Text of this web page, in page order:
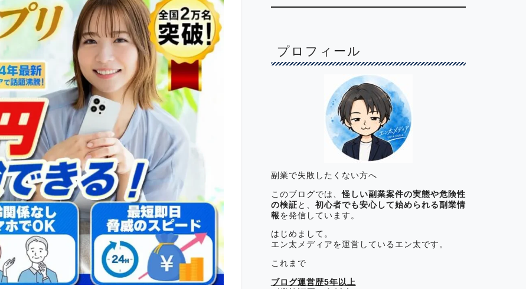
プロフィール
副業で失敗したくない方へ
このブログでは、怪しい副業案件の実態や危険性
の検証 と、 初心者でも安心して始められる副業情
報 を発信しています。
はじめまして。
エン太メディアを運営しているエン太です。
これまで
ブログ運営歴5年以上